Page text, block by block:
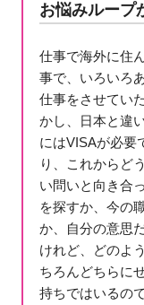
お悩みループ
仕事で海外に住
事で、いろいろ
仕事をさせてい
かし、日本と違
にはVISAが必要
り、これからど
い問いと向き合
を探すか、今の
か、自分の意思
けれど、どのよ
ちろんどちらに
持ちではいるの